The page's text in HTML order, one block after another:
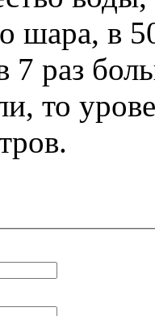
шара, в
7 раз
то